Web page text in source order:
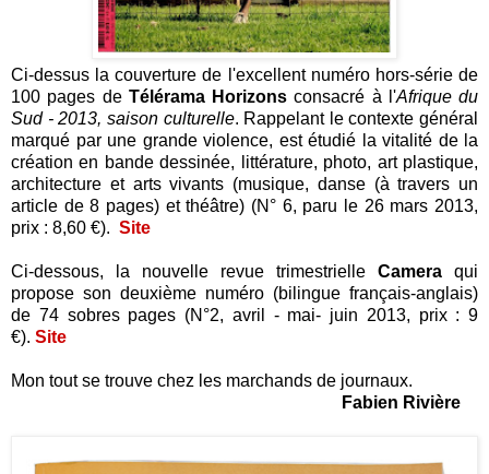
Ci-dessus la couverture de l'excellent numéro hors-série de
100 pages de Télérama Horizons consacré à l'Afrique du
Sud - 2013, saison culturelle. Rappelant le contexte général
marqué par une grande violence, est étudié la vitalité de la
création en bande dessinée, littérature, photo, art plastique,
architecture et arts vivants (musique, danse (à travers un
article de 8 pages) et théâtre) (N° 6, paru le 26 mars 2013,
prix : 8,60 €). Site
Ci-dessous, la nouvelle revue trimestrielle Camera qui
propose son deuxième numéro (bilingue français-anglais)
de 74 sobres pages (N°2, avril - mai- juin 2013, prix : 9
€). Site
Mon tout se trouve chez les marchands de journaux.
Fabien Rivière